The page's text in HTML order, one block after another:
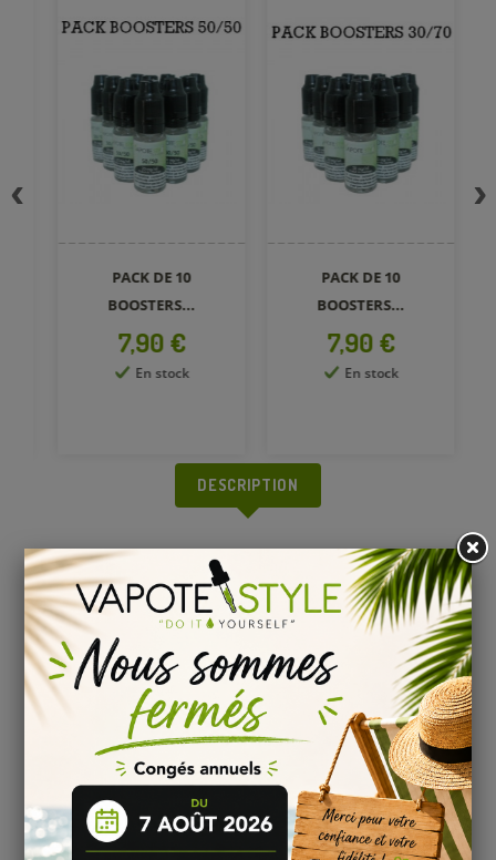
PACK DE 10
BOOSTERS...
Prix
7,90 €
En stock
PACK DE 10
BOOSTERS...
Prix
7,90 €
En stock
DESCRIPTION
E-LIQUIDE GROOVY POP BIG PAPA
Big Papa
est un fabricant français d’e liquide synonyme de
qualité et de conformité CEE. Vous recevrez l’e-
liquideGroovy popBig Papadans un flacon de 70 ml,
composé de 0% de nicotine.
Le eliquide
Groovy popBig Papa
pour cigarette
électronique est proposé en version boostée en arômes,
dans un flacon à booster ne contenant pas de nicotine
(0mg). Il vous sera possible d’en ajouter selon vos besoins et
sans perte de saveur, grâce à un ou plusieurs boosters
nicotinés (non inclus).